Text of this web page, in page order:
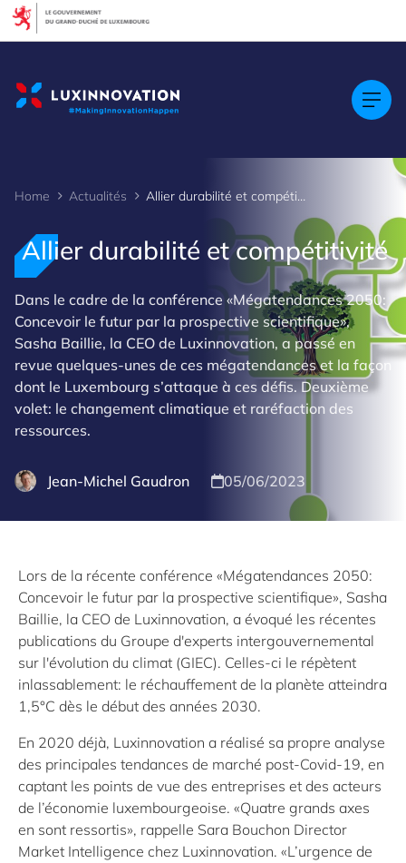
Home Actualités Allier durabilité et compétitivité
Allier durabilité et compétitivité
Dans le cadre de la conférence «Mégatendances 2050:
Concevoir le futur par la prospective scientifique»,
Sasha Baillie, la CEO de Luxinnovation, a passé en
revue quelques-unes de ces mégatendances et la façon
dont le Luxembourg s’attaque à ces défis. Deuxième
volet: le changement climatique et raréfaction des
ressources.
Jean-Michel Gaudron 05/06/2023
Lors de la récente conférence «Mégatendances 2050:
Concevoir le futur par la prospective scientifique», Sasha
Baillie, la CEO de Luxinnovation, a évoqué les récentes
publications du Groupe d'experts intergouvernemental
sur l'évolution du climat (GIEC). Celles-ci le répètent
inlassablement: le réchauffement de la planète atteindra
1,5°C dès le début des années 2030.
En 2020 déjà, Luxinnovation a réalisé sa propre analyse
des principales tendances de marché post-Covid-19, en
captant les points de vue des entreprises et des acteurs
de l’économie luxembourgeoise. «Quatre grands axes
en sont ressortis», rappelle Sara Bouchon Director
Market Intelligence chez Luxinnovation. «L’urgence de
Cookies management panel